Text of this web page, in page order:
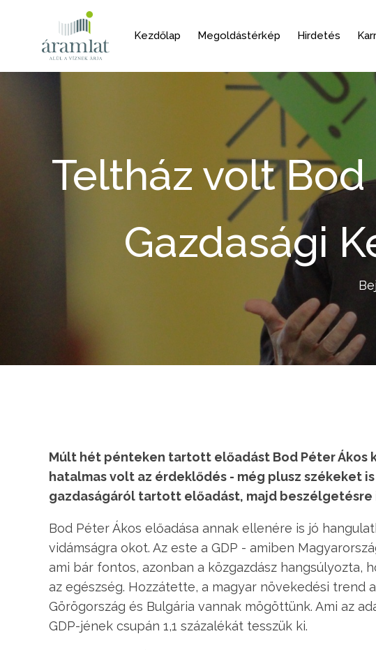
Kezdőlap Megoldástérkép Hirdetés
Teltház volt
Gazdasági
Múlt hét pénteken tartott előadást Bod Péter Ákos
hatalmas volt az érdeklődés - még plusz székeket
gazdaságáról tartott előadást, majd
Bod Péter Ákos előadása annak ellenére is jó
vidámságra okot. Az este a GDP - amiben
ami bár fontos, azonban a közgazdász hangsúlyozta,
az egészség. Hozzátette, a magyar növekedési trend
Görögország és Bulgária vannak mögöttünk. Ami az
GDP-jének csupán 1,1 százalékát tesszük ki.